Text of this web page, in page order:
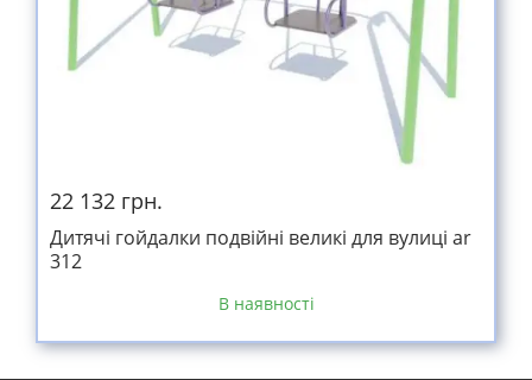
22 132 грн.
Дитячі гойдалки подвійні великі для вулиці ar
312
В наявності